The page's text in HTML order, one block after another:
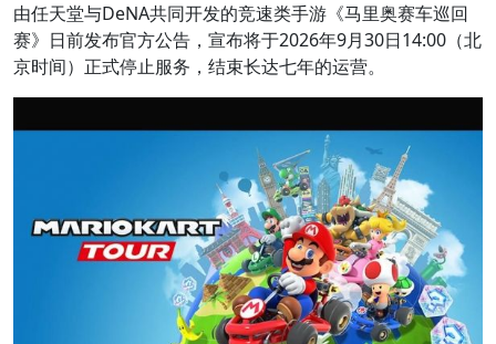
由任天堂与DeNA共同开发的竞速类手游《马里奥赛车巡回
赛》日前发布官方公告，宣布将于2026年9月30日14:00（北
京时间）正式停止服务，结束长达七年的运营。